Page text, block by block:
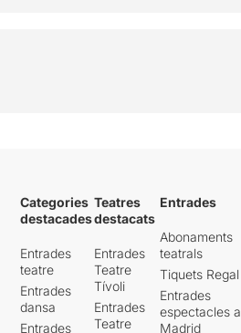
Categories
destacades
Entrades
teatre
Entrades
dansa
Entrades
Teatres
destacats
Entrades
Teatre
Tívoli
Entrades
Teatre
Entrades
Abonaments
teatrals
Tiquets Regal
Entrades
espectacles a
Madrid